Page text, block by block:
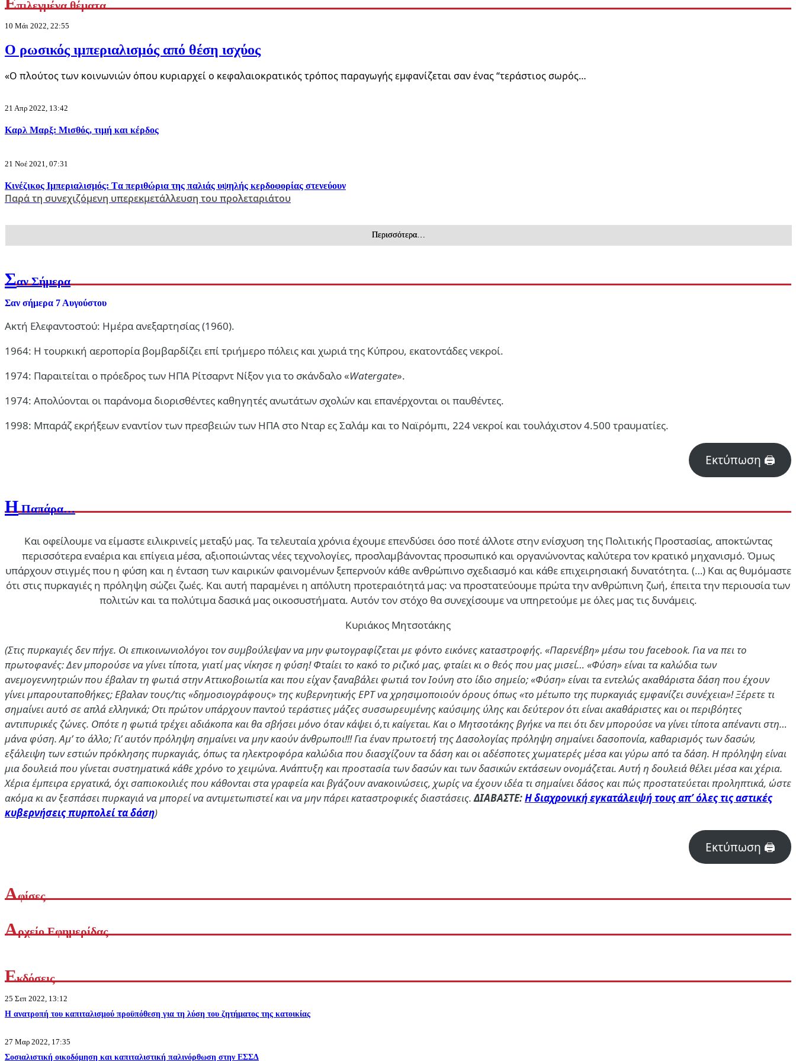
πιλεγμένα θέματα
10 Μάι 2022, 22:55
Ο ρωσικός ιμπεριαλισμός από θέση ισχύος
«Ο πλούτος των κοινωνιών όπου κυριαρχεί ο κεφαλαιοκρατικός τρόπος παραγωγής εμφανίζεται σαν ένας “τεράστιος σωρός…
21 Απρ 2022, 13:42
Καρλ Μαρξ: Μισθός, τιμή και κέρδος
21 Νοέ 2021, 07:31
Κινέζικος Ιμπεριαλισμός: Tα περιθώρια της παλιάς υψηλής κερδοφορίας στενεύουν
Παρά τη συνεχιζόμενη υπερεκμετάλλευση του προλεταριάτου
Περισσότερα…
Σαν Σήμερα
Σαν σήμερα 7 Αυγούστου
Ακτή Ελεφαντοστού: Ημέρα ανεξαρτησίας (1960).
1964: Η τουρκική αεροπορία βομβαρδίζει επί τριήμερο πόλεις και χωριά της Κύπρου, εκατοντάδες νεκροί.
1974: Παραιτείται ο πρόεδρος των ΗΠΑ Ρίτσαρντ Νίξον για το σκάνδαλο «Watergate».
1974: Απολύονται οι παράνομα διορισθέντες καθηγητές ανωτάτων σχολών και επανέρχονται οι παυθέντες.
1998: Μπαράζ εκρήξεων εναντίον των πρεσβειών των ΗΠΑ στο Νταρ ες Σαλάμ και το Ναϊρόμπι, 224 νεκροί και τουλάχιστον 4.500 τραυματίες.
Εκτύπωση 🖨
ΗΠαπάρα…
Και οφείλουμε να είμαστε ειλικρινείς μεταξύ μας. Τα τελευταία χρόνια έχουμε επενδύσει όσο ποτέ άλλοτε στην ενίσχυση της Πολιτικής Προστασίας, αποκτώντας
περισσότερα εναέρια και επίγεια μέσα, αξιοποιώντας νέες τεχνολογίες, προσλαμβάνοντας προσωπικό και οργανώνοντας καλύτερα τον κρατικό μηχανισμό. Όμως
υπάρχουν στιγμές που η φύση και η ένταση των καιρικών φαινομένων ξεπερνούν κάθε ανθρώπινο σχεδιασμό και κάθε επιχειρησιακή δυνατότητα. (…) Και ας θυμόμαστε
ότι στις πυρκαγιές η πρόληψη σώζει ζωές. Και αυτή παραμένει η απόλυτη προτεραιότητά μας: να προστατεύουμε πρώτα την ανθρώπινη ζωή, έπειτα την περιουσία των
πολιτών και τα πολύτιμα δασικά μας οικοσυστήματα. Αυτόν τον στόχο θα συνεχίσουμε να υπηρετούμε με όλες μας τις δυνάμεις.
Κυριάκος Μητσοτάκης
(Στις πυρκαγιές δεν πήγε. Οι επικοινωνιολόγοι τον συμβούλεψαν να μην φωτογραφίζεται με φόντο εικόνες καταστροφής. «Παρενέβη» μέσω του facebook. Για να πει το
πρωτοφανές: Δεν μπορούσε να γίνει τίποτα, γιατί μας νίκησε η φύση! Φταίει το κακό το ριζικό μας, φταίει κι ο θεός που μας μισεί… «Φύση» είναι τα καλώδια των
ανεμογεννητριών που έβαλαν τη φωτιά στην Αττικοβοιωτία και που είχαν ξαναβάλει φωτιά τον Ιούνη στο ίδιο σημείο; «Φύση» είναι τα εντελώς ακαθάριστα δάση που έχουν
γίνει μπαρουταποθήκες; Εβαλαν τους/τις «δημοσιογράφους» της κυβερνητικής ΕΡΤ να χρησιμοποιούν όρους όπως «το μέτωπο της πυρκαγιάς εμφανίζει συνέχεια»! Ξέρετε τι
σημαίνει αυτό σε απλά ελληνικά; Οτι πρώτον υπάρχουν παντού τεράστιες μάζες συσσωρευμένης καύσιμης ύλης και δεύτερον ότι είναι ακαθάριστες και οι περιβόητες
αντιπυρικές ζώνες. Οπότε η φωτιά τρέχει αδιάκοπα και θα σβήσει μόνο όταν κάψει ό,τι καίγεται. Και ο Μητσοτάκης βγήκε να πει ότι δεν μπορούσε να γίνει τίποτα απέναντι στη…
μάνα φύση. Αμ’ το άλλο; Γι’ αυτόν πρόληψη σημαίνει να μην καούν άνθρωποι!!! Για έναν πρωτοετή της Δασολογίας πρόληψη σημαίνει δασοπονία, καθαρισμός των δασών,
εξάλειψη των εστιών πρόκλησης πυρκαγιάς, όπως τα ηλεκτροφόρα καλώδια που διασχίζουν τα δάση και οι αδέσποτες χωματερές μέσα και γύρω από τα δάση. Η πρόληψη είναι
μια δουλειά που γίνεται συστηματικά κάθε χρόνο το χειμώνα. Ανάπτυξη και προστασία των δασών και των δασικών εκτάσεων ονομάζεται. Αυτή η δουλειά θέλει μέσα και χέρια.
Χέρια έμπειρα εργατικά, όχι σαπιοκοιλιές που κάθονται στα γραφεία και βγάζουν ανακοινώσεις, χωρίς να έχουν ιδέα τι σημαίνει δάσος και πώς προστατεύεται προληπτικά, ώστε
ακόμα κι αν ξεσπάσει πυρκαγιά να μπορεί να αντιμετωπιστεί και να μην πάρει καταστροφικές διαστάσεις.ΔΙΑΒΑΣΤΕ:Η διαχρονική εγκατάλειψή τους απ’ όλες τις αστικές
κυβερνήσεις πυρπολεί τα δάση)
Εκτύπωση 🖨
Αφίσες
Αρχείο Εφημερίδας
Εκδόσεις
25 Σεπ 2022, 13:12
Η ανατροπή του καπιταλισμού προϋπόθεση για τη λύση του ζητήματος της κατοικίας
27 Μαρ 2022, 17:35
Σοσιαλιστική οικοδόμηση και καπιταλιστική παλινόρθωση στην ΕΣΣΔ